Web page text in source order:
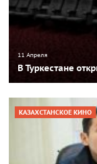
11 Апреля
В Туркестане
КАЗАХСТАНСКОЕ КИНО